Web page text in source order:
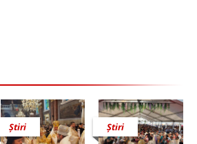
Știri Știri